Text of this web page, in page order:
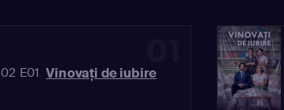
E01 Vinovaţi de iubire